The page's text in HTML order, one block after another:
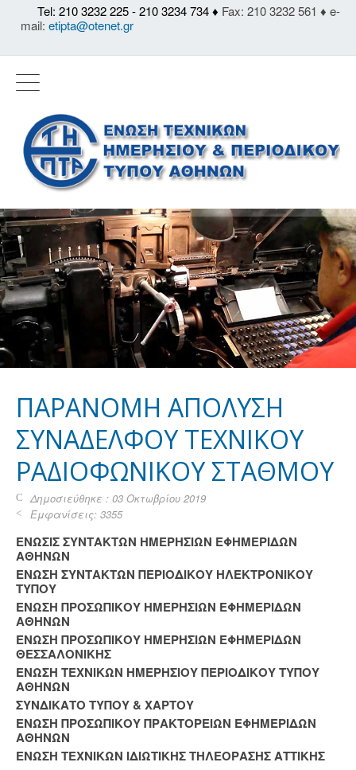
Tel: 210 3232 225 - 210 3234 734 ♦ Fax: 210 3232 561 ♦ e-
mail: etipta@otenet.gr
ΠΑΡΑΝΟΜΗ ΑΠΟΛΥΣΗ
ΣΥΝΑΔΕΛΦΟΥ ΤΕΧΝΙΚΟΥ
ΡΑΔΙΟΦΩΝΙΚΟΥ ΣΤΑΘΜΟΥ
Δημοσιεύθηκε : 03 Οκτωβρίου 2019
Εμφανίσεις: 3355
ΕΝΩΣΙΣ ΣΥΝΤΑΚΤΩΝ ΗΜΕΡΗΣΙΩΝ ΕΦΗΜΕΡΙΔΩΝ
ΑΘΗΝΩΝ
ΕΝΩΣΗ ΣΥΝΤΑΚΤΩΝ ΠΕΡΙΟΔΙΚΟΥ ΗΛΕΚΤΡΟΝΙΚΟΥ
ΤΥΠΟΥ
ΕΝΩΣΗ ΠΡΟΣΩΠΙΚΟΥ ΗΜΕΡΗΣΙΩΝ ΕΦΗΜΕΡΙΔΩΝ
ΑΘΗΝΩΝ
ΕΝΩΣΗ ΠΡΟΣΩΠΙΚΟΥ ΗΜΕΡΗΣΙΩΝ ΕΦΗΜΕΡΙΔΩΝ
ΘΕΣΣΑΛΟΝΙΚΗΣ
ΕΝΩΣΗ ΤΕΧΝΙΚΩΝ ΗΜΕΡΗΣΙΟΥ ΠΕΡΙΟΔΙΚΟΥ ΤΥΠΟΥ
ΑΘΗΝΩΝ
ΣΥΝΔΙΚΑΤΟ ΤΥΠΟΥ & ΧΑΡΤΟΥ
ΕΝΩΣΗ ΠΡΟΣΩΠΙΚΟΥ ΠΡΑΚΤΟΡΕΙΩΝ ΕΦΗΜΕΡΙΔΩΝ
ΑΘΗΝΩΝ
ΕΝΩΣΗ ΤΕΧΝΙΚΩΝ ΙΔΙΩΤΙΚΗΣ ΤΗΛΕΟΡΑΣΗΣ ΑΤΤΙΚΗΣ